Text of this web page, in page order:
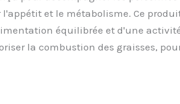
et le métabolisme. Ce
équilibrée et d'une
la combustion des graisses,